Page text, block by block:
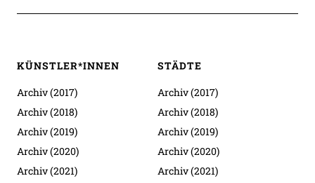
KÜNSTLER*INNEN
Archiv (2017)
Archiv (2018)
Archiv (2019)
Archiv (2020)
Archiv (2021)
STÄDTE
Archiv (2017)
Archiv (2018)
Archiv (2019)
Archiv (2020)
Archiv (2021)